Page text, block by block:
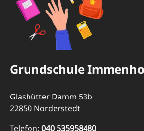
Grundschule
Glashütter Damm 53b
22850 Norderstedt
Telefon: 040 535958480